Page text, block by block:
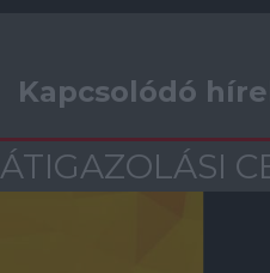
Kapcsolódó
ÁTIGAZOLÁSI